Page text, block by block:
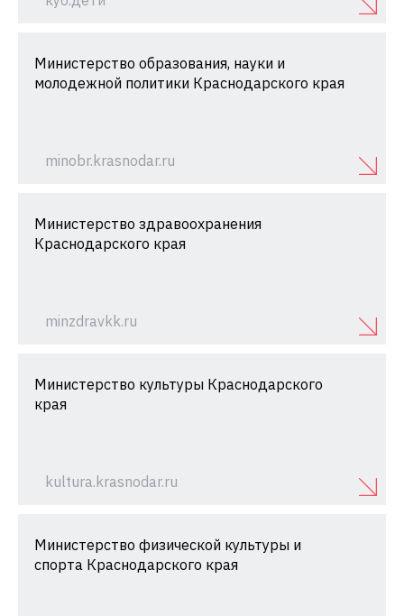
Министерство образования, науки и
молодежной политики Краснодарского края
minobr.krasnodar.ru
Министерство здравоохранения
Краснодарского края
minzdravkk.ru
Министерство культуры Краснодарского
края
kultura.krasnodar.ru
Министерство физической культуры и
спорта Краснодарского края